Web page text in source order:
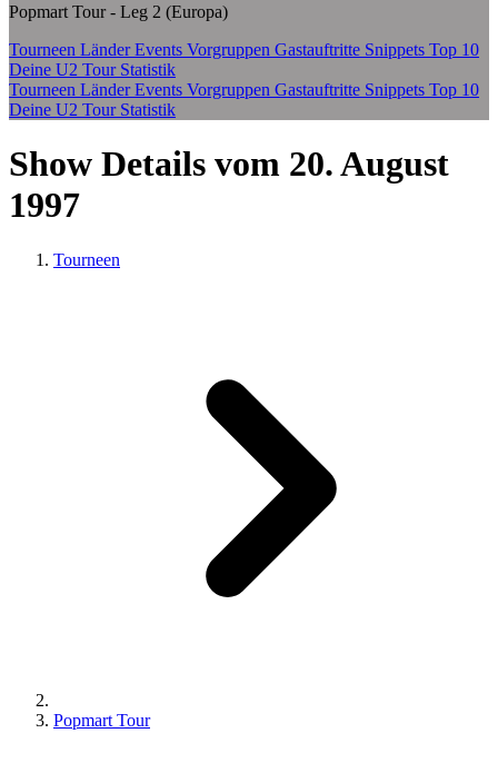
Popmart Tour - Leg 2 (Europa)
Tourneen LänderEvents Vorgruppen Gastauftritte Snippets Top 10
Deine U2 Tour Statistik
Tourneen LänderEvents Vorgruppen Gastauftritte Snippets Top 10
Deine U2 Tour Statistik
Show Details vom 20. August
1997
Tourneen
Popmart Tour